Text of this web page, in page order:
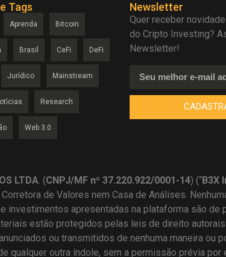
Tags
Aprenda Bitcoin
Brasil CeFi DeFi
Jurídico Mainstream
Research
Web 3.0
Newsletter
Quer receber
do Cripto Investing?
Newsletter!
LTDA. (CNPJ/MF nº 37.220.922/0001-14) (“B3X
Corretora de Valores nem Casa de Análises.
investimentos apresentadas na plataforma são de
estão protegidos pelas leis de direito
ou transmitidos de nenhuma maneira ou
qualquer outra índole, sem a permissão prévia por